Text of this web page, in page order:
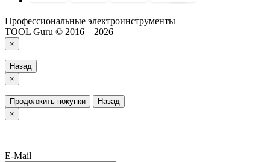
Профессиональные электроинструменты
TOOL Guru © 2016 – 2026
×
Назад
×
Продолжить покупки
Назад
×
E-Mail